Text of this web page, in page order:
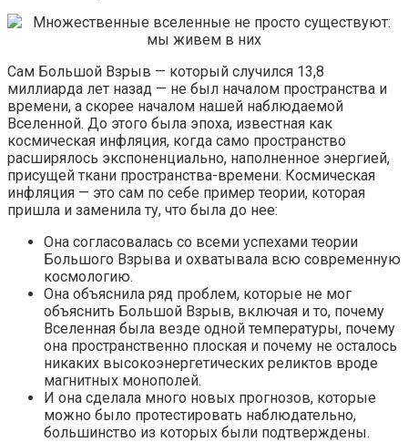
Сам Большой Взрыв — который случился 13,8
миллиарда лет назад — не был началом пространства и
времени, а скорее началом нашей наблюдаемой
Вселенной. До этого была эпоха, известная как
космическая инфляция, когда само пространство
расширялось экспоненциально, наполненное энергией,
присущей ткани пространства-времени. Космическая
инфляция — это сам по себе пример теории, которая
пришла и заменила ту, что была до нее:
Она согласовалась со всеми успехами теории
Большого Взрыва и охватывала всю современную
космологию.
Она объяснила ряд проблем, которые не мог
объяснить Большой Взрыв, включая и то, почему
Вселенная была везде одной температуры, почему
она пространственно плоская и почему не осталось
никаких высокоэнергетических реликтов вроде
магнитных монополей.
И она сделала много новых прогнозов, которые
можно было протестировать наблюдательно,
большинство из которых были подтверждены.